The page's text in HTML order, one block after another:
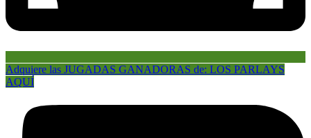
Adquiere las JUGADAS GANADORAS de: LOS PARLAYS
AQUÍ